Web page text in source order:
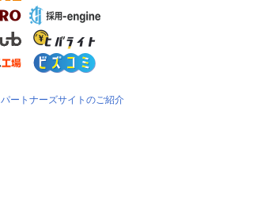
パートナーズサイトのご紹介